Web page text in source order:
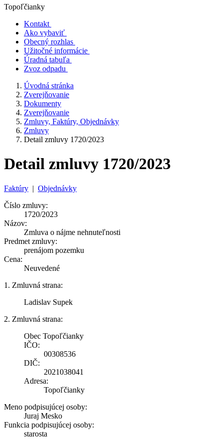
Topoľčianky
Kontakt
Ako vybaviť
Obecný rozhlas
Užitočné informácie
Úradná tabuľa
Zvoz odpadu
Úvodná stránka
Zverejňovanie
Dokumenty
Zverejňovanie
Zmluvy, Faktúry, Objednávky
Zmluvy
Detail zmluvy 1720/2023
Detail zmluvy 1720/2023
Faktúry | Objednávky
Číslo zmluvy:
1720/2023
Názov:
Zmluva o nájme nehnuteľnosti
Predmet zmluvy:
prenájom pozemku
Cena:
Neuvedené
1. Zmluvná strana:
Ladislav Supek
2. Zmluvná strana:
Obec Topoľčianky
IČO:
00308536
DIČ:
2021038041
Adresa:
Topoľčianky
Meno podpisujúcej osoby:
Juraj Mesko
Funkcia podpisujúcej osoby:
starosta